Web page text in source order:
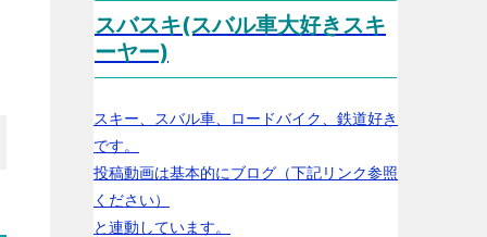
スバスキ(スバル車大好きスキ
ーヤー)
スキー、スバル車、ロードバイク、鉄道好き
です。
投稿動画は基本的にブログ（下記リンク参照
ください）
と連動しています。